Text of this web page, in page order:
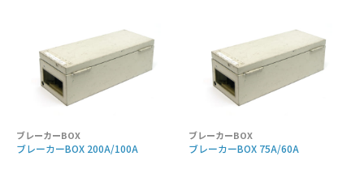
ブレーカーBOX
ブレーカーBOX 200A/100A
ブレーカーBOX
ブレーカーBOX 75A/60A